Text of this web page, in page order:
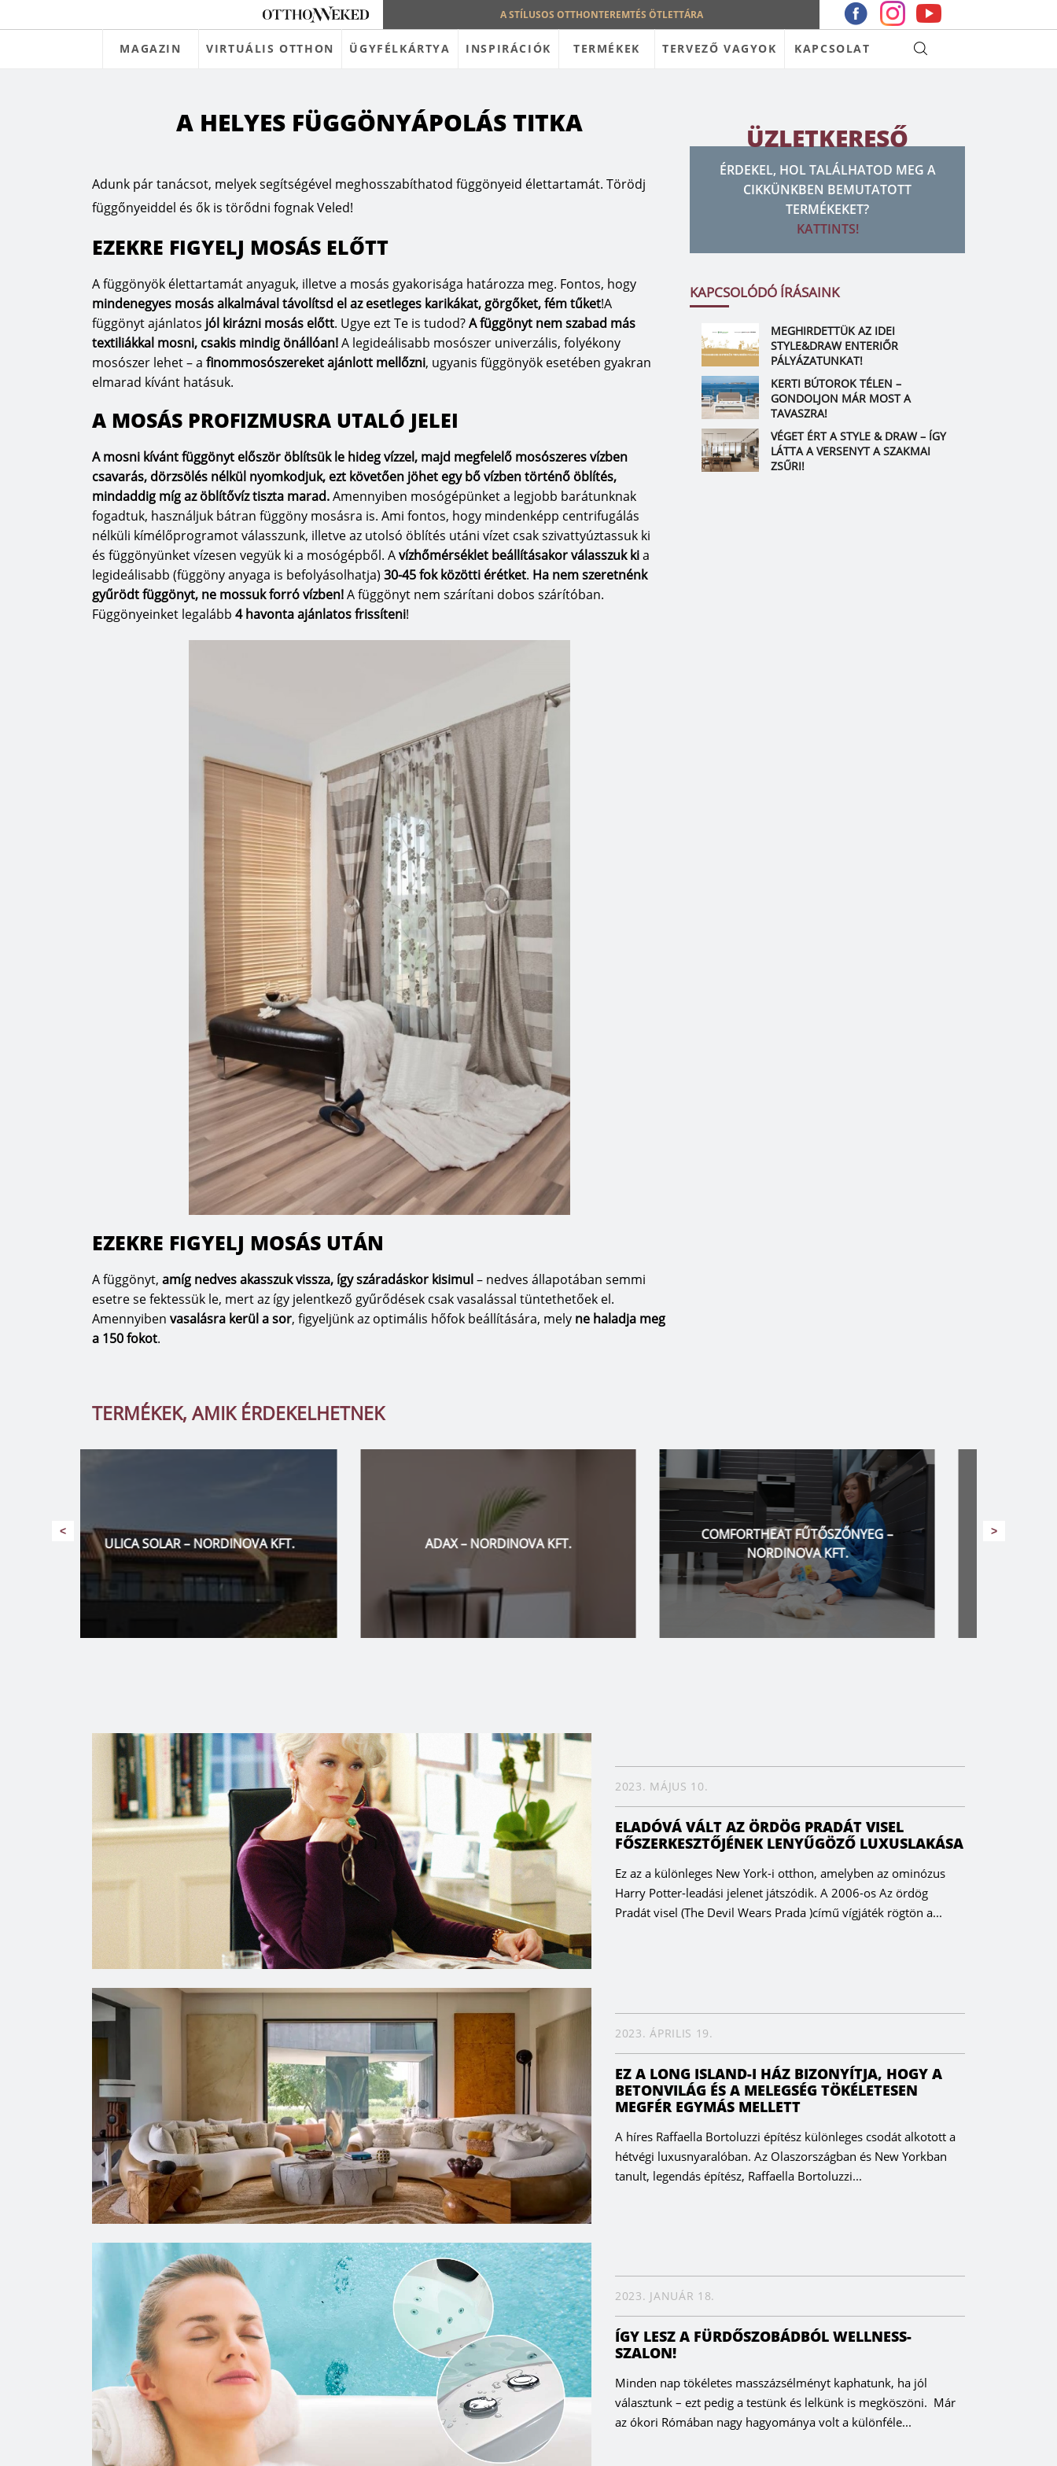
A STÍLUSOS OTTHONTEREMTÉS ÖTLETTÁRA
MAGAZIN VIRTUÁLIS OTTHON ÜGYFÉLKÁRTYA INSPIRÁCIÓK TERMÉKEK TERVEZŐ VAGYOK KAPCSOLAT
A HELYES FÜGGÖNYÁPOLÁS TITKA
Adunk pár tanácsot, melyek segítségével meghosszabíthatod függönyeid élettartamát. Törödj
függőnyeiddel és ők is törődni fognak Veled!
EZEKRE FIGYELJ MOSÁS ELŐTT
A függönyök élettartamát anyaguk, illetve a mosás gyakorisága határozza meg. Fontos, hogy
mindenegyes mosás alkalmával távolítsd el az esetleges karikákat, görgőket, fém tűket!A
függönyt ajánlatos jól kirázni mosás előtt. Ugye ezt Te is tudod?A függönyt nem szabad más
textiliákkal mosni, csakis mindig önállóan!A legideálisabb mosószer univerzális, folyékony
mosószer lehet – a finommosószereket ajánlott mellőzni, ugyanis függönyök esetében gyakran
elmarad kívánt hatásuk.
A MOSÁS PROFIZMUSRA UTALÓ JELEI
A mosni kívánt függönyt először öblítsük le hideg vízzel, majd megfelelő mosószeres vízben
csavarás, dörzsölés nélkül nyomkodjuk, ezt követően jöhet egy bő vízben történő öblítés,
mindaddig míg az öblítővíz tiszta marad.Amennyiben mosógépünket a legjobb barátunknak
fogadtuk, használjuk bátran függöny mosásra is. Ami fontos, hogy mindenképp centrifugálás
nélküli kímélőprogramot válasszunk, illetve az utolsó öblítés utáni vízet csak szivattyúztassuk ki
és függönyünket vízesen vegyük ki a mosógépből. Avízhőmérséklet beállításakorválasszuk kia
legideálisabb (függöny anyaga is befolyásolhatja) 30-45 fok közötti érétket. Ha nem szeretnénk
gyűrödt függönyt, ne mossuk forró vízben!A függönyt nem szárítani dobos szárítóban.
Függönyeinket legalább 4 havonta ajánlatos frissíteni!
EZEKRE FIGYELJ MOSÁS UTÁN
A függönyt, amíg nedves akasszuk vissza, így száradáskor kisimul– nedves állapotában semmi
esetre se fektessük le, mert az így jelentkező gyűrődések csak vasalással tüntethetőek el.
Amennyiben vasalásra kerül a sor, figyeljünk az optimális hőfok beállítására, mely ne haladja meg
a 150 fokot.
ÜZLETKERESŐ
ÉRDEKEL, HOL TALÁLHATOD MEG A
CIKKÜNKBEN BEMUTATOTT
TERMÉKEKET?
KATTINTS!
KAPCSOLÓDÓ ÍRÁSAINK
MEGHIRDETTÜK AZ IDEI
STYLE&DRAW ENTERIŐR
PÁLYÁZATUNKAT!
KERTI BÚTOROK TÉLEN –
GONDOLJON MÁR MOST A
TAVASZRA!
VÉGET ÉRT A STYLE & DRAW – ÍGY
LÁTTA A VERSENYT A SZAKMAI
ZSŰRI!
TERMÉKEK, AMIK ÉRDEKELHETNEK
<
ADAX – NORDINOVA KFT.
COMFORTHEAT FŰTŐSZŐNYEG –
NORDINOVA KFT.
ROCCA
>
2023. MÁJUS 10.
ELADÓVÁ VÁLT AZ ÖRDÖG PRADÁT VISEL
FŐSZERKESZTŐJÉNEK LENYŰGÖZŐ LUXUSLAKÁSA
Ez az a különleges New York-i otthon, amelyben az ominózus
Harry Potter-leadási jelenet játszódik. A 2006-os Az ördög
Pradát visel (The Devil Wears Prada )című vígjáték rögtön a...
2023. ÁPRILIS 19.
EZ A LONG ISLAND-I HÁZ BIZONYÍTJA, HOGY A
BETONVILÁG ÉS A MELEGSÉG TÖKÉLETESEN
MEGFÉR EGYMÁS MELLETT
A híres Raffaella Bortoluzzi építész különleges csodát alkotott a
hétvégi luxusnyaralóban. Az Olaszországban és New Yorkban
tanult, legendás építész, Raffaella Bortoluzzi...
2023. JANUÁR 18.
ÍGY LESZ A FÜRDŐSZOBÁDBÓL WELLNESS-
SZALON!
Minden nap tökéletes masszázsélményt kaphatunk, ha jól
választunk – ezt pedig a testünk és lelkünk is megköszöni. Már
az ókori Rómában nagy hagyománya volt a különféle...